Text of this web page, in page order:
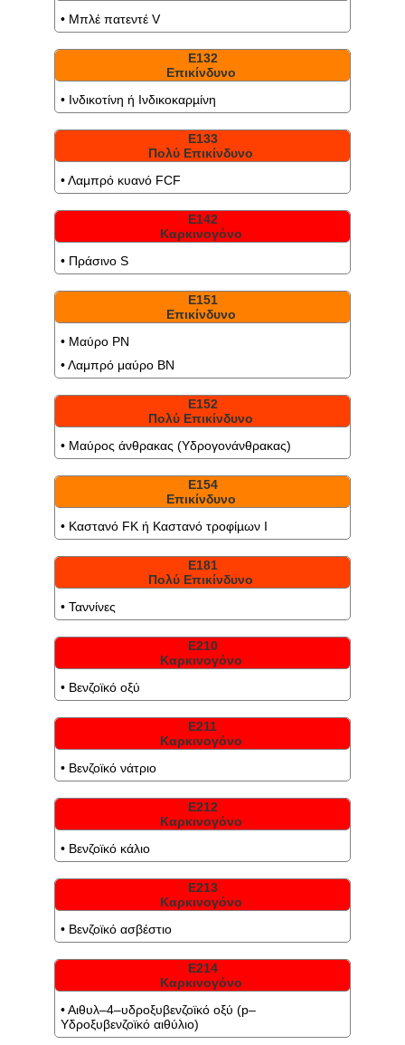
• Μπλέ πατεντέ V
Ε132
Επικίνδυνο
• Ινδικοτίνη ή Ινδικοκαρµίνη
Ε133
Πολύ Επικίνδυνο
• Λαμπρό κυανό FCF
Ε142
Καρκινογόνο
• Πράσινο S
Ε151
Επικίνδυνο
• Μαύρο PN
• Λαμπρό μαύρο BN
Ε152
Πολύ Επικίνδυνο
• Μαύρος άνθρακας (Υδρογονάνθρακας)
Ε154
Επικίνδυνο
• Καστανό FK ή Καστανό τροφίµων Ι
Ε181
Πολύ Επικίνδυνο
• Ταννίνες
Ε210
Καρκινογόνο
• Βενζοϊκό οξύ
Ε211
Καρκινογόνο
• Βενζοϊκό νάτριο
Ε212
Καρκινογόνο
• Βενζοϊκό κάλιο
Ε213
Καρκινογόνο
• Βενζοϊκό ασβέστιο
Ε214
Καρκινογόνο
• Αιθυλ–4–υδροξυβενζοϊκό οξύ (p–
Υδροξυβενζοϊκό αιθύλιο)